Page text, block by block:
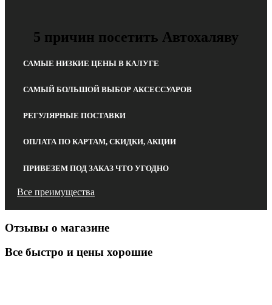
5 причин посетить Автохаляву
САМЫЕ НИЗКИЕ ЦЕНЫ В КАЛУГЕ
САМЫЙ БОЛЬШОЙ ВЫБОР АКСЕССУАРОВ
РЕГУЛЯРНЫЕ ПОСТАВКИ
ОПЛАТА ПО КАРТАМ, СКИДКИ, АКЦИИ
ПРИВЕЗЕМ ПОД ЗАКАЗ ЧТО УГОДНО
Все преимущества
Отзывы о магазине
Все быстро и цены хорошие